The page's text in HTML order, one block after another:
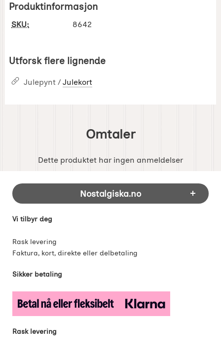
Produktinformasjon
SKU: 8642
Utforsk flere lignende
Julepynt / Julekort
Omtaler
Dette produktet har ingen anmeldelser
Footer-innhold Blandet informasjon og
Nostalgiska.no
Vi tilbyr deg
Rask levering
Faktura, kort, direkte eller delbetaling
Sikker betaling
Rask levering